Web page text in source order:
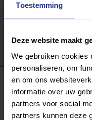
Toestemming
Deze website maakt
We gebruiken cookies
personaliseren, om
en om ons
informatie over uw
partners voor social
partners kunnen deze
Programma van: